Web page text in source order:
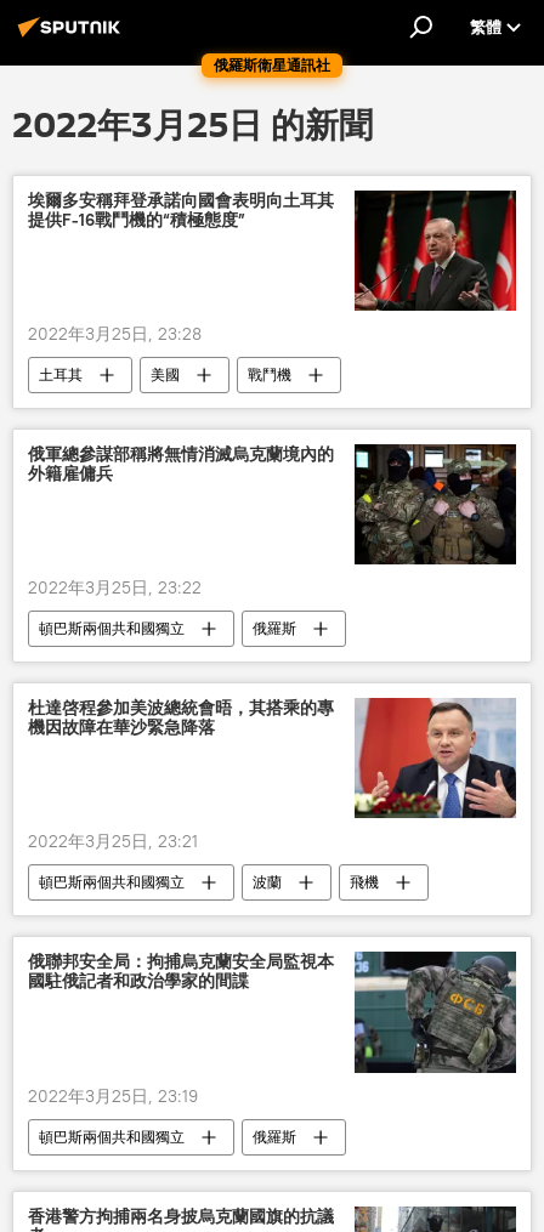
俄羅斯衛星通訊社
繁體
2022年3月25日 的新聞
埃爾多安稱拜登承諾向國會表明向土耳其
提供F-16戰鬥機的“積極態度”
2022年3月25日, 23:28
土耳其 美國 戰鬥機
俄軍總參謀部稱將無情消滅烏克蘭境內的
外籍雇傭兵
2022年3月25日, 23:22
頓巴斯兩個共和國獨立
俄羅斯
烏克蘭
杜達啓程參加美波總統會晤，其搭乘的專
機因故障在華沙緊急降落
2022年3月25日, 23:21
頓巴斯兩個共和國獨立 波蘭 飛機
俄聯邦安全局：拘捕烏克蘭安全局監視本
國駐俄記者和政治學家的間諜
2022年3月25日, 23:19
頓巴斯兩個共和國獨立
俄羅斯
烏克蘭
香港警方拘捕兩名身披烏克蘭國旗的抗議